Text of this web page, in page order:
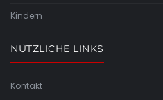
Kindern
NÜTZLICHE LINKS
Kontakt